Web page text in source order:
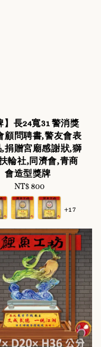
】長24寬31 警消獎
顧問聘書,警友會表
捐贈宮廟感謝狀,獅
輪社,同濟會,青商
會造型獎牌
Regular
price
NT$ 800
+17